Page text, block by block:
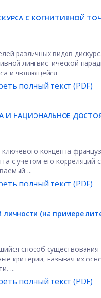
С КОГНИТИВНОЙ
различных видов
лингвистической
и являющейся ...
полный текст (PDF)
И НАЦИОНАЛЬНОЕ
концепта
с учетом его
...
полный текст (PDF)
(на примере
способ
критерии, называя их
...
полный текст (PDF)